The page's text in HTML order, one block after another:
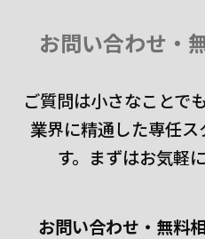
お問い合わせ・
ご質問は小さなことで
業界に精通した専任
す。 まずはお気軽
お問い合わせ・無料